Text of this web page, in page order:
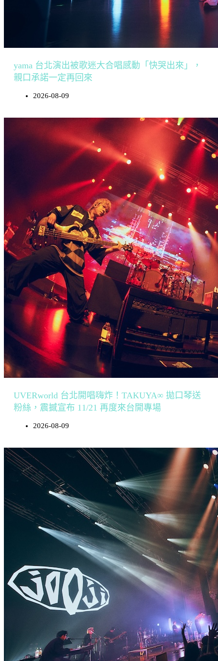
yama 台北演出被歌迷大合唱感動「快哭出來」，
親口承諾一定再回來
2026-08-09
UVERworld 台北開唱嗨炸！TAKUYA∞ 拋口琴送
粉絲，震撼宣布 11/21 再度來台開專場
2026-08-09